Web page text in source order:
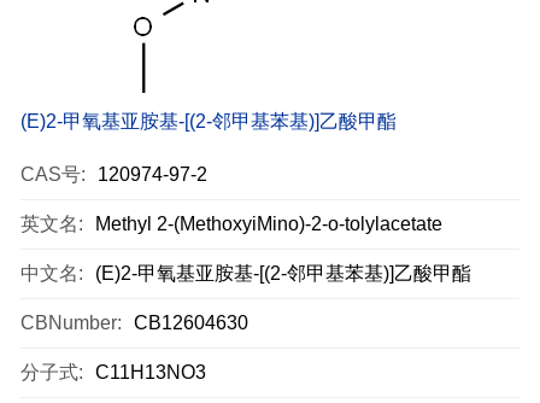
(E)2-甲氧基亚胺基-[(2-邻甲基苯基)]乙酸甲酯
CAS号: 120974-97-2
英文名: Methyl 2-(MethoxyiMino)-2-o-tolylacetate
中文名: (E)2-甲氧基亚胺基-[(2-邻甲基苯基)]乙酸甲酯
CBNumber: CB12604630
分子式: C11H13NO3